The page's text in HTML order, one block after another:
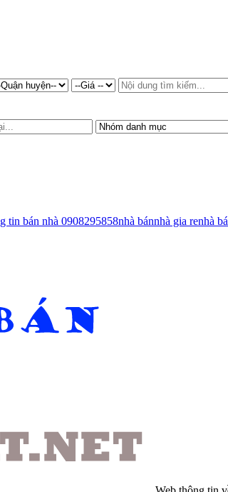
tin bán nhà 0908295858nhà bánnhà gia renhà